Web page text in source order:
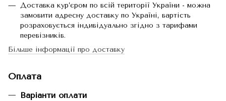
Доставка кур’єром по всій території України - можна
замовити адресну доставку по Україні, вартість
розраховується індивідуально згідно з тарифами
перевізників.
Більше інформації про доставку
Оплата
Варіанти оплати